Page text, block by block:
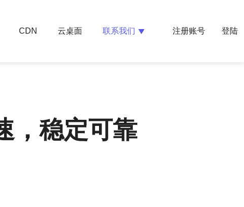
CDN 云桌面 联系我们 注册账号 登陆
，稳定可靠